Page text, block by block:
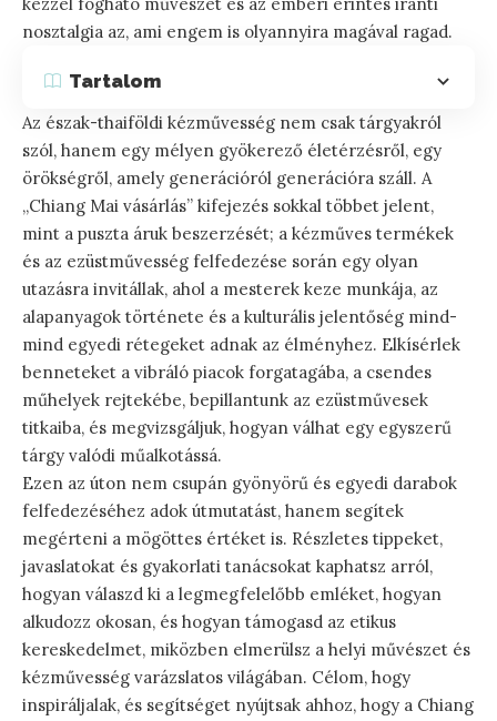
kézzel fogható művészet és az emberi érintés iránti
nosztalgia az, ami engem is olyannyira magával ragad.
Tartalom
Az észak-thaiföldi kézművesség nem csak tárgyakról
szól, hanem egy mélyen gyökerező életérzésről, egy
örökségről, amely generációról generációra száll. A
„Chiang Mai vásárlás” kifejezés sokkal többet jelent,
mint a puszta áruk beszerzését; a kézműves termékek
és az ezüstművesség felfedezése során egy olyan
utazásra invitállak, ahol a mesterek keze munkája, az
alapanyagok története és a kulturális jelentőség mind-
mind egyedi rétegeket adnak az élményhez. Elkísérlek
benneteket a vibráló piacok forgatagába, a csendes
műhelyek rejtekébe, bepillantunk az ezüstművesek
titkaiba, és megvizsgáljuk, hogyan válhat egy egyszerű
tárgy valódi műalkotássá.
Ezen az úton nem csupán gyönyörű és egyedi darabok
felfedezéséhez adok útmutatást, hanem segítek
megérteni a mögöttes értéket is. Részletes tippeket,
javaslatokat és gyakorlati tanácsokat kaphatsz arról,
hogyan válaszd ki a legmegfelelőbb emléket, hogyan
alkudozz okosan, és hogyan támogasd az etikus
kereskedelmet, miközben elmerülsz a helyi művészet és
kézművesség varázslatos világában. Célom, hogy
inspiráljalak, és segítséget nyújtsak ahhoz, hogy a Chiang